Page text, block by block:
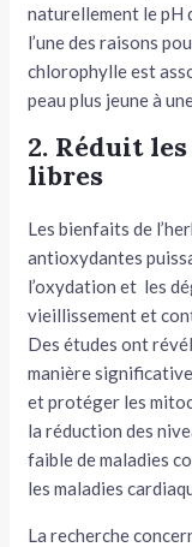
naturellement le pH
l’une des raisons
chlorophylle est
peau plus jeune à
2. Réduit
libres
Les bienfaits de
antioxydantes
l’oxydation et les
vieillissement et
Des études ont
manière
et protéger les
la réduction des
faible de maladies
les maladies
La recherche